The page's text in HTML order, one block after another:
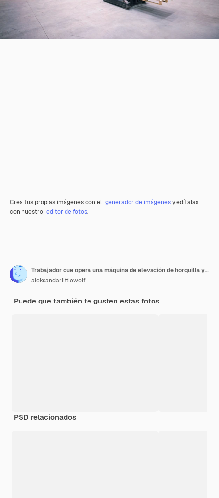
Crea tus propias imágenes con el generador de imágenesy edítalas
con nuestro editor de fotos.
Trabajador que opera una máquina de elevación de horquilla y traslada mercancías en un gran centro de almacén
aleksandarlittlewolf
Puede que también te gusten estas fotos
PSD relacionados